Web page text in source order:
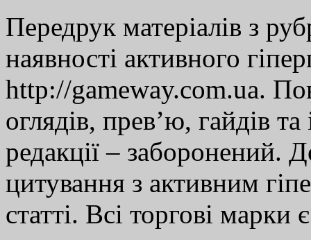
Передрук матеріалів з
наявності активного
http://gameway.com.ua.
оглядів, прев’ю, гайдів
редакції – заборонений.
цитування з активним
статті. Всі торгові марки